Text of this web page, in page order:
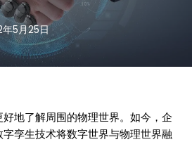
5月25日
地了解周围的物理世界。如今，企
孪生技术将数字世界与物理世界融